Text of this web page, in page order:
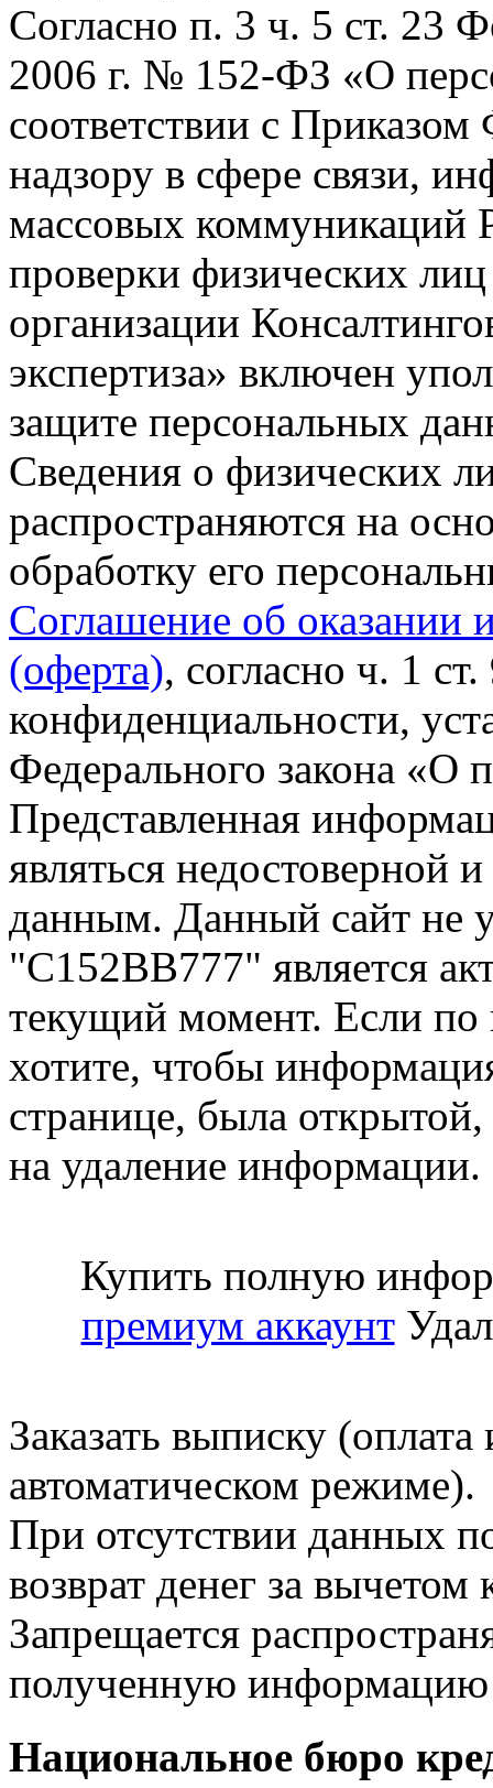
Согласно п. 3 ч. 5 ст. 23
2006 г. № 152-ФЗ «О
соответствии с
надзору в сфере связи,
массовых коммуникаций
проверки физических
организации
экспертиза» включен
защите персональных
Сведения о физических
распространяются на
обработку его
Соглашение об оказании
(оферта), согласно ч. 1
конфиденциальности,
Федерального закона «О
Представленная
являться недостоверной
данным. Данный сайт не
"С152ВВ777" является
текущий момент. Если
хотите, чтобы
странице, была открытой,
на удаление информации.
Купить полную
премиум аккаунт
Заказать выписку
автоматическом режиме).
При отсутствии данных
возврат денег за
Запрещается
полученную информацию
Национальное бюро